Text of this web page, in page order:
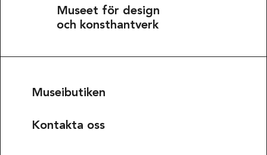
Museet för design
och konsthantverk
Museibutiken
Kontakta oss